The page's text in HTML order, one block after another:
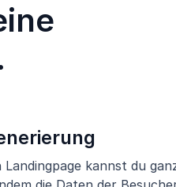
kannst du